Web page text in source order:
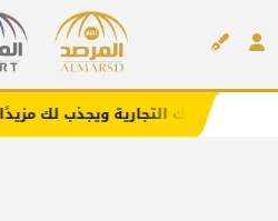
ويجذب لك مزيدًا من العملاء